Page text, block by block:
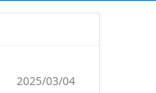
2025/03/04